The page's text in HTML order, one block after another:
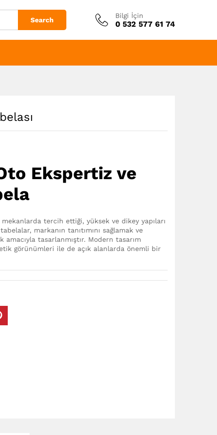
Search
Bilgi İçin
0 532 577 61 74
Ekspertiz ve
tercih ettiği, yüksek ve dikey yapıları
markanın tanıtımını sağlamak ve
tasarlanmıştır. Modern tasarım
görünümleri ile de açık alanlarda önemli bir